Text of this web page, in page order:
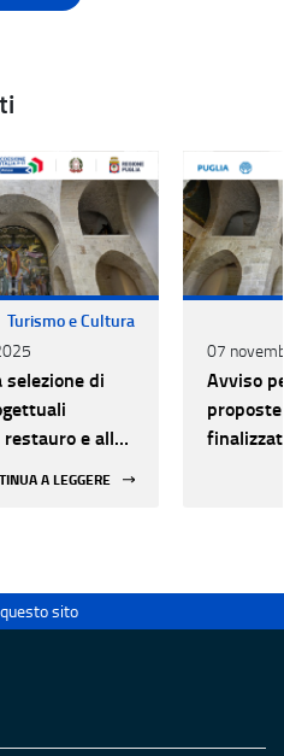
Turismo e Cultura
di
e alla
A LEGGERE
07
Avviso
sito